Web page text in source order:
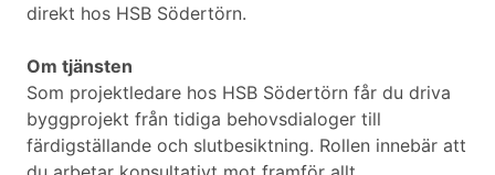
direkt hos HSB Södertörn.
Om tjänsten
Som projektledare hos HSB Södertörn får du driva
byggprojekt från tidiga behovsdialoger till
färdigställande och slutbesiktning. Rollen innebär att